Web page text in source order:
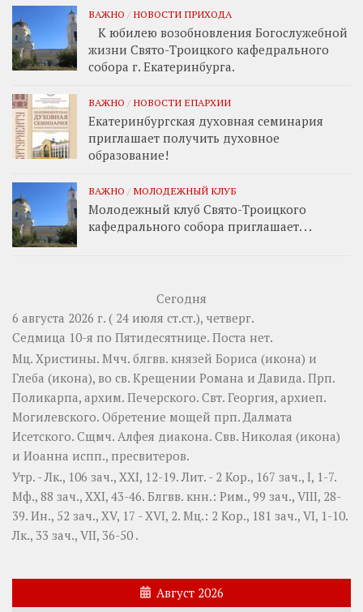
ВАЖНО / НОВОСТИ ПРИХОДА
К юбилею возобновления Богослужебной
жизни Свято-Троицкого кафедрального
собора г. Екатеринбурга.
ВАЖНО / НОВОСТИ ЕПАРХИИ
Екатеринбургская духовная семинария
приглашает получить духовное
образование!
ВАЖНО / МОЛОДЕЖНЫЙ КЛУБ
Молодежный клуб Свято-Троицкого
кафедрального собора приглашает. . .
Сегодня
6 августа 2026 г. ( 24 июля ст.ст.), четверг.
Седмица 10-я по Пятидесятнице. Поста нет.
Мц. Христины. Мчч. блгвв. князей Бориса (икона) и
Глеба (икона), во св. Крещении Романа и Давида. Прп.
Поликарпа, архим. Печерского. Свт. Георгия, архиеп.
Могилевского. Обретение мощей прп.Далмата
Исетского. Сщмч. Алфея диакона. Свв. Николая (икона)
и Иоанна испп., пресвитеров.
Утр. -Лк., 106 зач., XXI, 12-19.Лит. - 2 Кор., 167 зач., I, 1-7.
Мф., 88 зач., XXI, 43-46. Блгвв. кнн.: Рим., 99 зач., VIII, 28-
39. Ин., 52 зач., XV, 17 - XVI, 2. Мц.: 2 Кор., 181 зач., VI, 1-10.
Лк., 33 зач., VII, 36-50 .
Август 2026